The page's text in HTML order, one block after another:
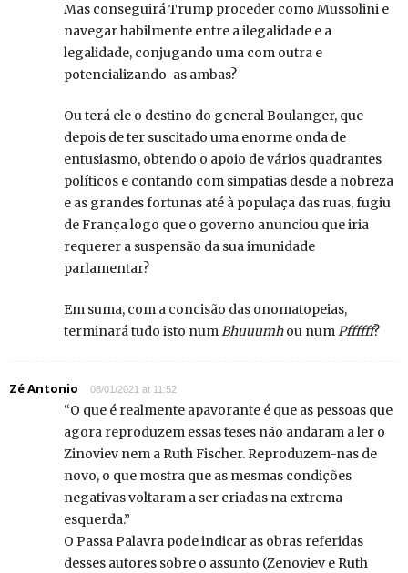
Mas conseguirá Trump proceder como Mussolini e
navegar habilmente entre a ilegalidade e a
legalidade, conjugando uma com outra e
potencializando-as ambas?
Ou terá ele o destino do general Boulanger, que
depois de ter suscitado uma enorme onda de
entusiasmo, obtendo o apoio de vários quadrantes
políticos e contando com simpatias desde a nobreza
e as grandes fortunas até à populaça das ruas, fugiu
de França logo que o governo anunciou que iria
requerer a suspensão da sua imunidade
parlamentar?
Em suma, com a concisão das onomatopeias,
terminará tudo isto numBhuuumhou numPffffff?
Zé Antonio 08/01/2021 at 11:52
“O que é realmente apavorante é que as pessoas que
agora reproduzem essas teses não andaram a ler o
Zinoviev nem a Ruth Fischer. Reproduzem-nas de
novo, o que mostra que as mesmas condições
negativas voltaram a ser criadas na extrema-
esquerda.”
O Passa Palavra pode indicar as obras referidas
desses autores sobre o assunto (Zenoviev e Ruth